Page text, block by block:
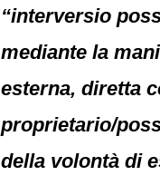
“interversio
mediante la
esterna, diretta
proprietario/
della volontà di